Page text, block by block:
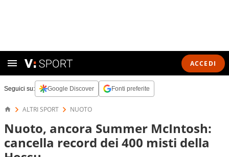
ACCEDI
Seguici su: Google Discover Fonti preferite
ALTRI SPORT NUOTO
Nuoto, ancora Summer McIntosh:
cancella record dei 400 misti della